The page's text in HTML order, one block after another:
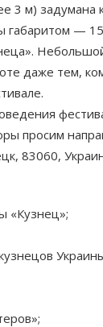
3 м) задумана
габаритом —
даже тем,
просим
83060,
«Кузнец»;